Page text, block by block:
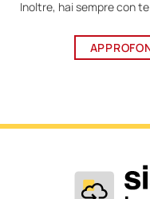
Inoltre, hai sempre con